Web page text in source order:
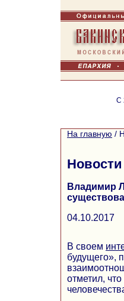
С
На главную /
Владимир
04.10.2017
В своем
будущего»,
отметил,